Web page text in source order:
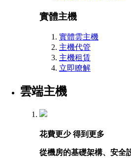
實體主機
實體雲主機
主機代管
主機租賃
立即瞭解
雲端主機
花費更少 得到更多
從機房的基礎架構、安全